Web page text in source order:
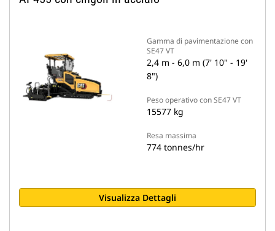
Gamma di pavimentazione con
SE47 VT
2,4 m - 6,0 m (7' 10" - 19'
8")
Peso operativo con SE47 VT
15577 kg
Resa massima
774 tonnes/hr
Visualizza Dettagli